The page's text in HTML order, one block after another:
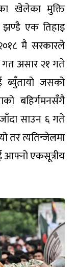
खेलेका मुक्ति
झण्डै एक तिहाइ
मै सरकारले
गत असार २१ गते
ब्युँतायो जसको
बहिर्गमनसँगै
साउन ६ गते
तर त्यतिन्जेलमा
आफ्नो एकसूत्रीय